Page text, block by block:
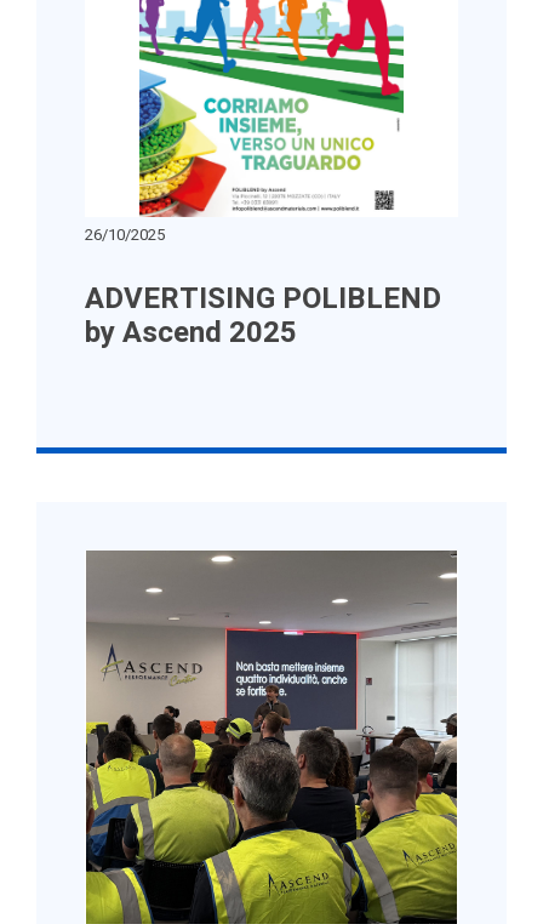
26/10/2025
ADVERTISING POLIBLEND
by Ascend 2025